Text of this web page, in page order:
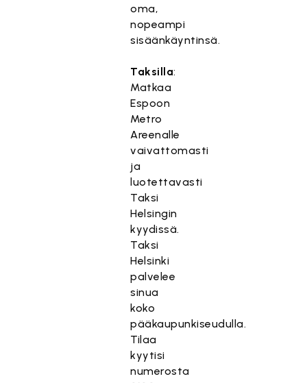
oma,
nopeampi
sisäänkäyntinsä.
Taksilla:
Matkaa
Espoon
Metro
Areenalle
vaivattomasti
ja
luotettavasti
Taksi
Helsingin
kyydissä.
Taksi
Helsinki
palvelee
sinua
koko
pääkaupunkiseudulla.
Tilaa
kyytisi
numerosta